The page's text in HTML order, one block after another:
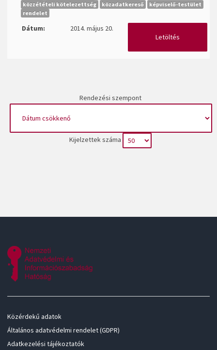
közzétételi kötelezettség
közadatkereső
képviselő-testület
rendelet
Dátum:
2014. május 20.
Letöltés
Rendezési szempont
Kijelzettek száma
Közérdekű adatok
Általános adatvédelmi rendelet (GDPR)
Adatkezelési tájékoztatók